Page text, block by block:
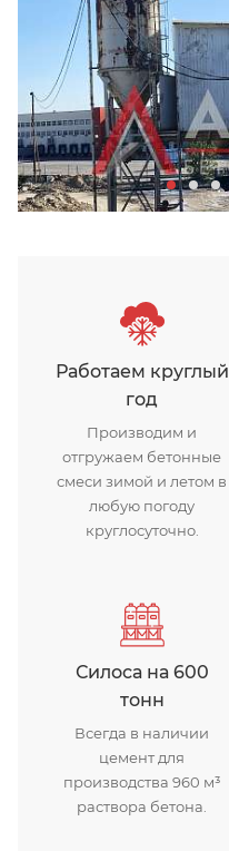
Работаем круглый
год
Производим и
отгружаем бетонные
смеси зимой и летом в
любую погоду
круглосуточно.
Силоса на 600
тонн
Всегда в наличии
цемент для
производства 960 м³
раствора бетона.